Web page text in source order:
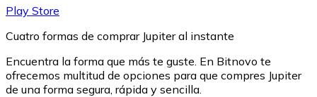
Play Store
Cuatro formas de comprar Jupiter al instante
Encuentra la forma que más te guste. En Bitnovo te
ofrecemos multitud de opciones para que compres Jupiter
de una forma segura, rápida y sencilla.